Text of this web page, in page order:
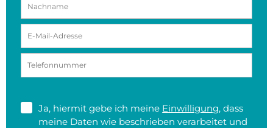
Ja, hiermit gebe ich meine Einwilligung, dass
meine Daten wie beschrieben verarbeitet und